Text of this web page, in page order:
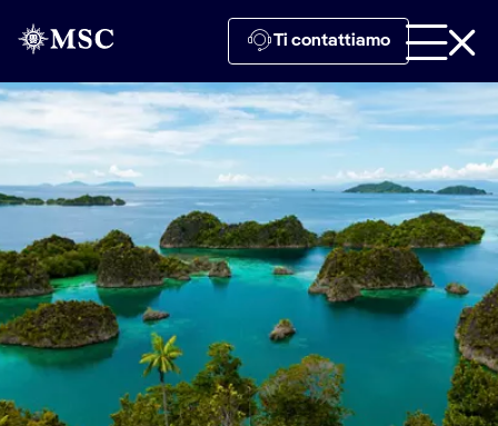
Ti contattiamo